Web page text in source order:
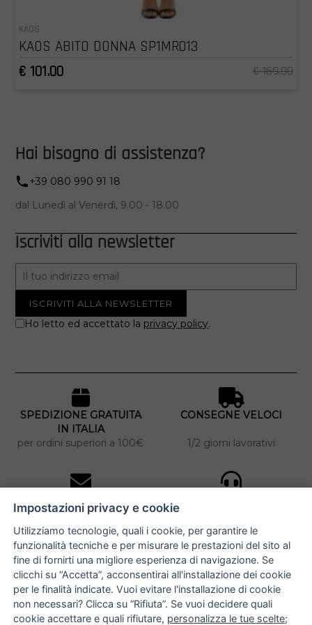
KAOS
KAOS ABITO DONNA SP1MR013
€ 101.00
€ 169.00
Hai bisogno di assistenza?
+39 080 990 91 18
dal Lunedì al Venerdì, 9.00 - 18.00
Iscriviti alla newsletter
Ho letto ed accettato la privacy policy.
SPEDIZIONE GRATUITA
IN ITALIA
per ordini superiori a 100€
CONSEGNE VELOCI
1/2 giorni lavorativi
iscriviti alla newsletter
per tutti gli ordini
NUCCIA COSTANTINO
via Argiro 112/114 - 70122 Bari
Impostazioni privacy e cookie
Utilizziamo tecnologie, quali i cookie, per garantire le
funzionalità tecniche e per misurare le prestazioni del sito al
fine di fornirti una migliore esperienza di navigazione. Se
clicchi su “Accetta”, acconsentirai all'installazione dei cookie
per le finalità indicate. Vuoi evitare l'installazione di cookie
non necessari? Clicca su “Rifiuta”. Se vuoi decidere quali
cookie accettare e quali rifiutare, personalizza le tue scelte;